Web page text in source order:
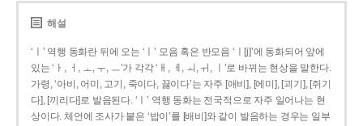
해설
‘ㅣ’ 역행 동화란 뒤에 오는 ‘ㅣ’ 모음 혹은 반모음 ‘ㅣ[j]’에 동화되어 앞에
있는 ‘ㅏ, ㅓ, ㅗ, ㅜ, ㅡ’가 각각 ‘ㅐ, ㅔ, ㅚ, ㅟ, ㅣ’로 바뀌는 현상을 말한다.
가령, ‘아비, 어미, 고기, 죽이다, 끓이다’는 자주 [애비], [에미], [괴기], [쥐기
다], [끼리다]로 발음된다. ‘ㅣ’ 역행 동화는 전국적으로 자주 일어나는 현
상이다. 체언에 조사가 붙은 ‘밥이’를 [배비]와 같이 발음하는 경우는 일부